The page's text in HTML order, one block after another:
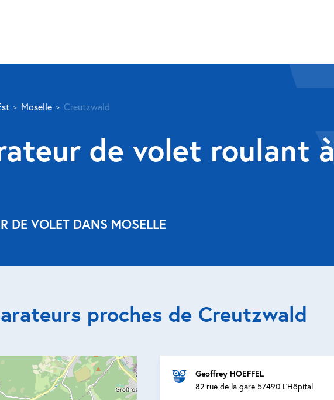
Moselle Creutzwald
de volet roulant à
DE VOLET DANS MOSELLE
proches de Creutzwald
Geoffrey HOEFFEL
82 rue de la gare 57490 L'Hôpital